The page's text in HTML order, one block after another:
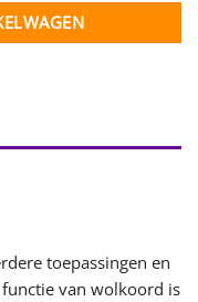
toepassingen en
van wolkoord is